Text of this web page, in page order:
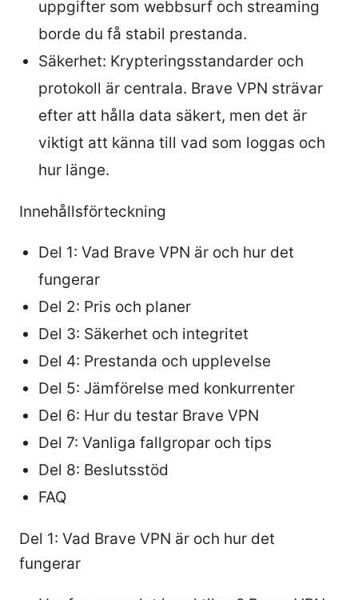
uppgifter som webbsurf och streaming
borde du få stabil prestanda.
Säkerhet: Krypteringsstandarder och
protokoll är centrala. Brave VPN strävar
efter att hålla data säkert, men det är
viktigt att känna till vad som loggas och
hur länge.
Innehållsförteckning
Del 1: Vad Brave VPN är och hur det
fungerar
Del 2: Pris och planer
Del 3: Säkerhet och integritet
Del 4: Prestanda och upplevelse
Del 5: Jämförelse med konkurrenter
Del 6: Hur du testar Brave VPN
Del 7: Vanliga fallgropar och tips
Del 8: Beslutsstöd
FAQ
Del 1: Vad Brave VPN är och hur det
fungerar